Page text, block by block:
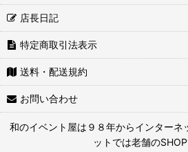
店長日記
特定商取引法表示
送料・配送規約
お問い合わせ
和のイベント屋は９８年からインターネ
ットでは老舗のSHOP